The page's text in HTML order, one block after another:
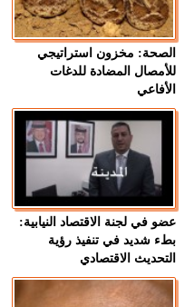
الصحة: مخزون استراتيجي
للأمصال المضادة للدغات
الأفاعي
عضو في لجنة الاقتصاد النيابية:
بطء شديد في تنفيذ رؤية
التحديث الاقتصادي